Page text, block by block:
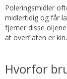
Poleringsmidler
midlertidig og får
fjerner disse
at overflaten er
Hvorfor